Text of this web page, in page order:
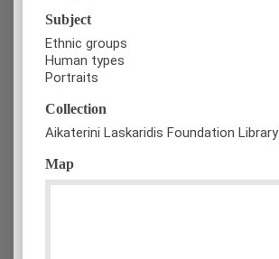
Subject
Ethnic groups
Human types
Portraits
Collection
Aikaterini Laskaridis Foundation Library
Map